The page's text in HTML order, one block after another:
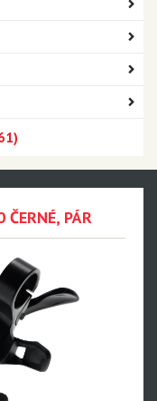
PÁR